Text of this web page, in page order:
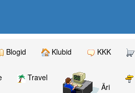
Blogid Klubid KKK
Travel
Äri